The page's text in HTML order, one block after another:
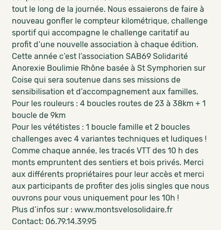
tout le long de la journée. Nous essaierons de faire à
nouveau gonfler le compteur kilométrique, challenge
sportif qui accompagne le challenge caritatif au
profit d’une nouvelle association à chaque édition.
Cette année c’est l’association SAB69 Solidarité
Anorexie Boulimie Rhône basée à St Symphorien sur
Coise qui sera soutenue dans ses missions de
sensibilisation et d’accompagnement aux familles.
Pour les rouleurs : 4 boucles routes de 23 à 38km + 1
boucle de 9km
Pour les vététistes : 1 boucle famille et 2 boucles
challenges avec 4 variantes techniques et ludiques !
Comme chaque année, les tracés VTT des 10 h des
monts empruntent des sentiers et bois privés. Merci
aux différents propriétaires pour leur accès et merci
aux participants de profiter des jolis singles que nous
ouvrons pour vous uniquement pour les 10h !
Plus d’infos sur : www.montsvelosolidaire.fr
Contact: 06.79.14.39.95